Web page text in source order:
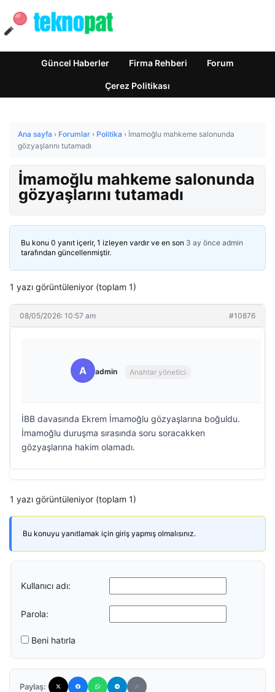
Güncel Haberler Firma Rehberi Forum
Çerez Politikası
Ana sayfa › Forumlar › Politika › İmamoğlu mahkeme salonunda
gözyaşlarını tutamadı
İmamoğlu mahkeme salonunda
gözyaşlarını tutamadı
Bu konu 0 yanıt içerir, 1 izleyen vardır ve en son 3 ay önce admin
tarafından güncellenmiştir.
1 yazı görüntüleniyor (toplam 1)
08/05/2026: 10:57 am #10876
A admin Anahtar yönetici
İBB davasında Ekrem İmamoğlu gözyaşlarına boğuldu.
İmamoğlu duruşma sırasında soru soracakken
gözyaşlarına hakim olamadı.
1 yazı görüntüleniyor (toplam 1)
Bu konuyu yanıtlamak için giriş yapmış olmalısınız.
Kullanıcı adı:
Parola:
Beni hatırla
Paylaş: